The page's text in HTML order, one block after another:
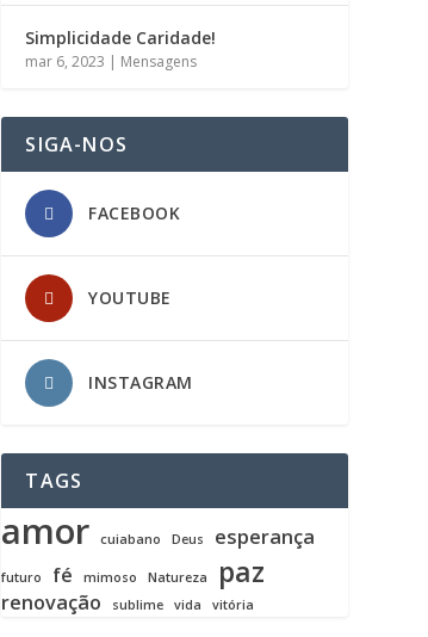
Simplicidade Caridade!
mar 6, 2023 | Mensagens
SIGA-NOS
FACEBOOK
YOUTUBE
INSTAGRAM
TAGS
amor cuiabano Deus esperança
futuro fé mimoso Natureza paz
renovação sublime vida vitória